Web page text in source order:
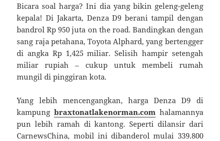
Bicara soal harga? Ini dia yang bikin geleng-geleng
kepala! Di Jakarta, Denza D9 berani tampil dengan
bandrol Rp 950 juta on the road. Bandingkan dengan
sang raja petahana, Toyota Alphard, yang bertengger
di angka Rp 1,425 miliar. Selisih hampir setengah
miliar rupiah – cukup untuk membeli rumah
mungil di pinggiran kota.
Yang lebih mencengangkan, harga Denza D9 di
kampung braxtonatlakenorman.com halamannya
pun lebih ramah di kantong. Seperti dilansir dari
CarnewsChina, mobil ini dibanderol mulai 339.800